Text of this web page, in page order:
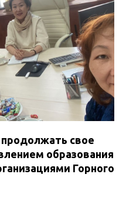
свое
образования
Горного